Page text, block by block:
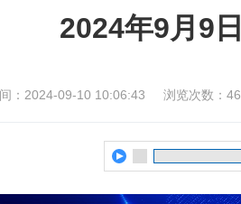
2024年9月9
：2024-09-10 10:06:43 浏览次数：